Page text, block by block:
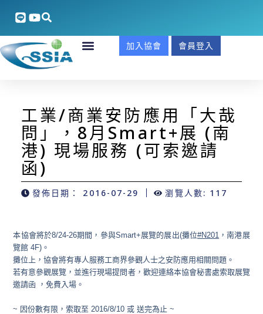
加入協會 會員登入
工業/商業安防應用「大哉
問」，8月Smart+展 (南
港) 現場服務 (可索邀請
函)
發佈日期： 2016-07-29 瀏覽人數: 117
本協會將於8/24-26期間，參與Smart+展覽的展出(攤位#N201 ，南港展
覽館 4F)。
攤位上，協會將有專人服務工商界參觀人士之安防應用相關問題。
若有意參觀展覽，並進行現場提問者，歡迎連絡本協會秘書處索取展覽
邀請函 ，免費入場。
~ 因份數有限，索取至 2016/8/10 或 送完為止 ~